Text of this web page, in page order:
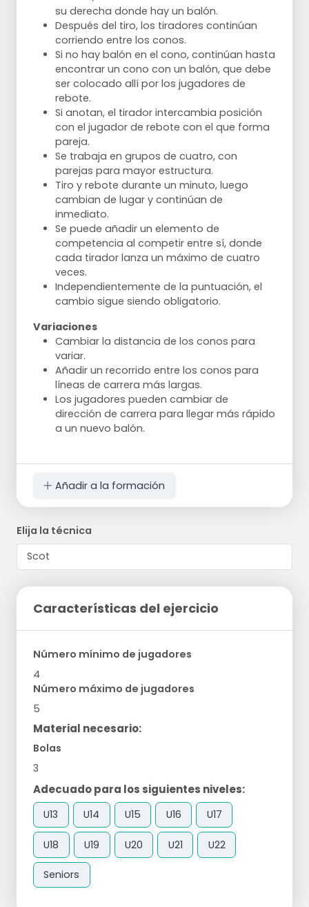
su derecha donde hay un balón.
Después del tiro, los tiradores continúan
corriendo entre los conos.
Si no hay balón en el cono, continúan hasta
encontrar un cono con un balón, que debe
ser colocado allí por los jugadores de
rebote.
Si anotan, el tirador intercambia posición
con el jugador de rebote con el que forma
pareja.
Se trabaja en grupos de cuatro, con
parejas para mayor estructura.
Tiro y rebote durante un minuto, luego
cambian de lugar y continúan de
inmediato.
Se puede añadir un elemento de
competencia al competir entre sí, donde
cada tirador lanza un máximo de cuatro
veces.
Independientemente de la puntuación, el
cambio sigue siendo obligatorio.
Variaciones
Cambiar la distancia de los conos para
variar.
Añadir un recorrido entre los conos para
líneas de carrera más largas.
Los jugadores pueden cambiar de
dirección de carrera para llegar más rápido
a un nuevo balón.
Añadir a la formación
Elija la técnica
Características del ejercicio
Número mínimo de jugadores
4
Número máximo de jugadores
5
Material necesario:
Bolas
3
Adecuado para los siguientes niveles:
U13 U14 U15 U16 U17
U18 U19 U20 U21 U22
Seniors